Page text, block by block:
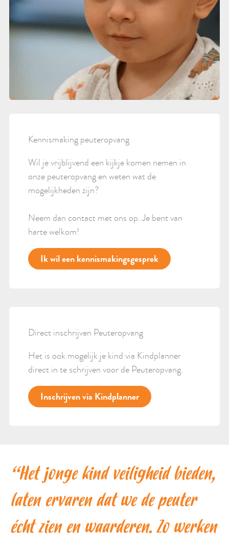
Kennismaking peuteropvang
Wil je vrijblijvend een kijkje komen nemen in
onze peuteropvang en weten wat de
mogelijkheden zijn?
Neem dan contact met ons op. Je bent van
harte welkom!
Ik wil een kennismakingsgesprek
Direct inschrijven Peuteropvang
Het is ook mogelijk je kind via Kindplanner
direct in te schrijven voor de Peuteropvang.
Inschrijven via Kindplanner
“Het jonge kind veiligheid bieden,
laten ervaren dat we de peuter
écht zien en waarderen. Zo werken